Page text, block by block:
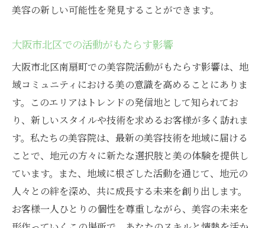
美容の新しい可能性を発見することができます。
大阪市北区での活動がもたらす影響
大阪市北区南扇町での美容院活動がもたらす影響は、地
域コミュニティにおける美の意識を高めることにありま
す。このエリアはトレンドの発信地として知られてお
り、新しいスタイルや技術を求めるお客様が多く訪れま
す。私たちの美容院は、最新の美容技術を地域に届ける
ことで、地元の方々に新たな選択肢と美の体験を提供し
ています。また、地域に根ざした活動を通じて、地元の
人々との絆を深め、共に成長する未来を創り出します。
お客様一人ひとりの個性を尊重しながら、美容の未来を